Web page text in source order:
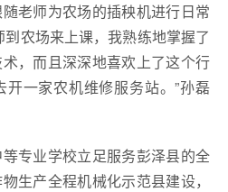
老师为农场的插秧机进行日常
农场来上课，我熟练地掌握了
，而且深深地喜欢上了这个行
一家农机维修服务站。”孙磊
专业学校立足服务彭泽县的全
生产全程机械化示范县建设，